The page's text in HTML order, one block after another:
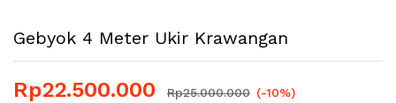
Gebyok 4 Meter Ukir Krawangan
Rp22.500.000 Rp25.000.000 (-10%)